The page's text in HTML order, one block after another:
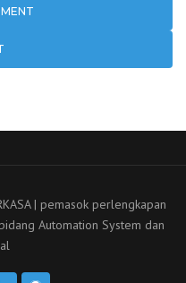
| pemasok perlengkapan
Automation System dan